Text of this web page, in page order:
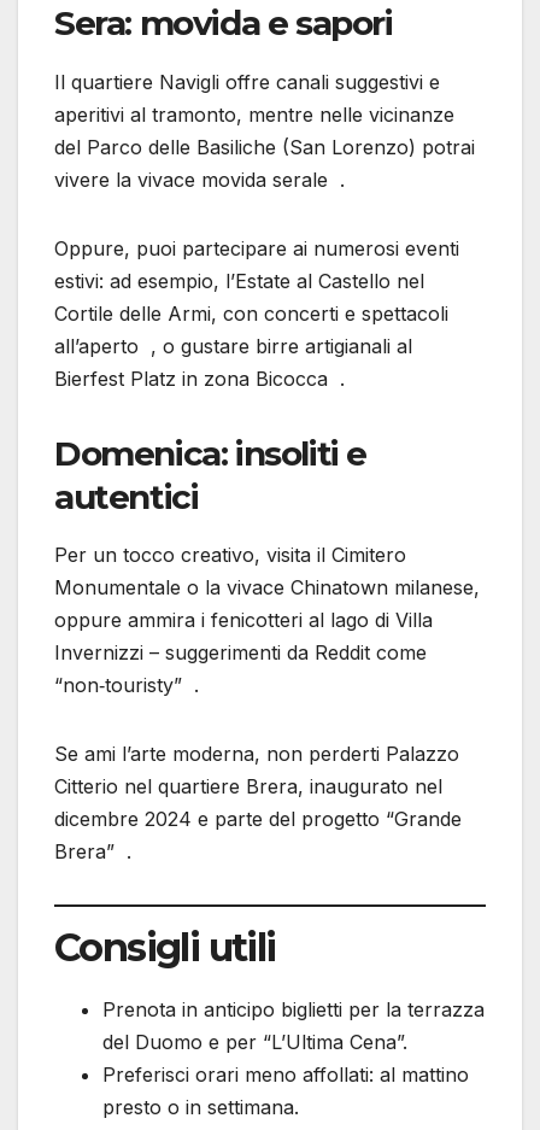
Sera: movida e sapori
Il quartiere Navigli offre canali suggestivi e
aperitivi al tramonto, mentre nelle vicinanze
del Parco delle Basiliche (San Lorenzo) potrai
vivere la vivace movida serale .
Oppure, puoi partecipare ai numerosi eventi
estivi: ad esempio, l’Estate al Castello nel
Cortile delle Armi, con concerti e spettacoli
all’aperto , o gustare birre artigianali al
Bierfest Platz in zona Bicocca .
Domenica: insoliti e
autentici
Per un tocco creativo, visita il Cimitero
Monumentale o la vivace Chinatown milanese,
oppure ammira i fenicotteri al lago di Villa
Invernizzi – suggerimenti da Reddit come
“non‑touristy” .
Se ami l’arte moderna, non perderti Palazzo
Citterio nel quartiere Brera, inaugurato nel
dicembre 2024 e parte del progetto “Grande
Brera” .
Consigli utili
Prenota in anticipo biglietti per la terrazza
del Duomo e per “L’Ultima Cena”.
Preferisci orari meno affollati: al mattino
presto o in settimana.